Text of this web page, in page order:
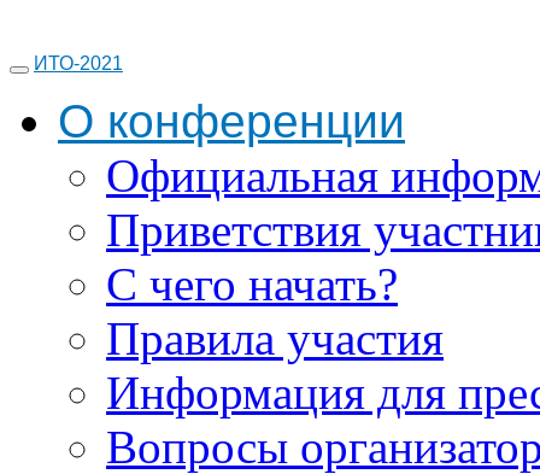
ИТО-2021
О конференции
Официальная
Приветствия
С чего начать?
Правила участия
Информация для
Вопросы